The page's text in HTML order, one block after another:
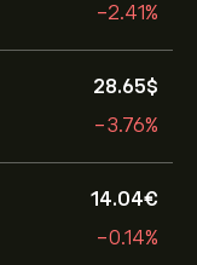
-2.41%
28.65‎$‎
-3.76%
14.04‎€‎
-0.14%